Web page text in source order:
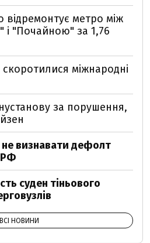
відремонтує метро між
і "Почайною" за 1,76
скоротилися міжнародні
за порушення,
визнавати дефолт
РФ
суден тіньового
ВСІ НОВИНИ